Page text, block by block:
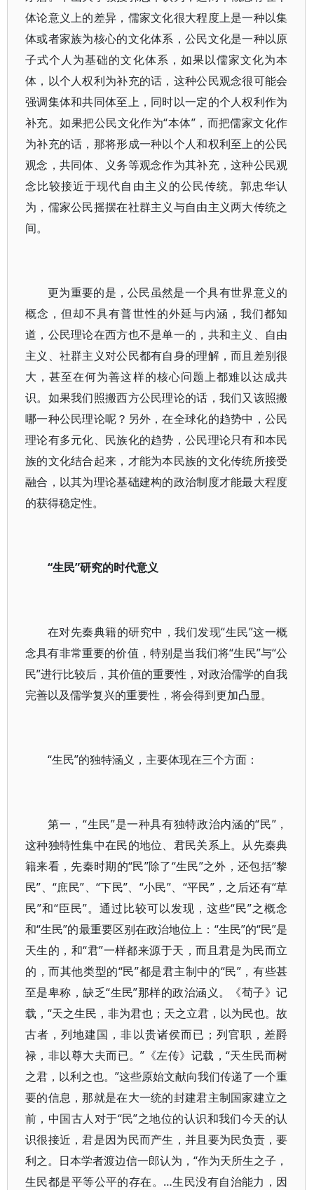
体论意义上的差异，儒家文化很大程度上是一种以集
体或者家族为核心的文化体系，公民文化是一种以原
子式个人为基础的文化体系，如果以儒家文化为本
体，以个人权利为补充的话，这种公民观念很可能会
强调集体和共同体至上，同时以一定的个人权利作为
补充。如果把公民文化作为“本体”，而把儒家文化作
为补充的话，那将形成一种以个人和权利至上的公民
观念，共同体、义务等观念作为其补充，这种公民观
念比较接近于现代自由主义的公民传统。郭忠华认
为，儒家公民摇摆在社群主义与自由主义两大传统之
间。
更为重要的是，公民虽然是一个具有世界意义的
概念，但却不具有普世性的外延与内涵，我们都知
道，公民理论在西方也不是单一的，共和主义、自由
主义、社群主义对公民都有自身的理解，而且差别很
大，甚至在何为善这样的核心问题上都难以达成共
识。如果我们照搬西方公民理论的话，我们又该照搬
哪一种公民理论呢？另外，在全球化的趋势中，公民
理论有多元化、民族化的趋势，公民理论只有和本民
族的文化结合起来，才能为本民族的文化传统所接受
融合，以其为理论基础建构的政治制度才能最大程度
的获得稳定性。
“生民”研究的时代意义
在对先秦典籍的研究中，我们发现“生民”这一概
念具有非常重要的价值，特别是当我们将“生民”与“公
民”进行比较后，其价值的重要性，对政治儒学的自我
完善以及儒学复兴的重要性，将会得到更加凸显。
“生民”的独特涵义，主要体现在三个方面：
第一，“生民”是一种具有独特政治内涵的“民”，
这种独特性集中在民的地位、君民关系上。从先秦典
籍来看，先秦时期的“民”除了“生民”之外，还包括“黎
民”、“庶民”、“下民”、“小民”、“平民”，之后还有“草
民”和“臣民”。通过比较可以发现，这些“民”之概念
和“生民”的最重要区别在政治地位上：“生民”的“民”是
天生的，和“君”一样都来源于天，而且君是为民而立
的，而其他类型的“民”都是君主制中的“民”，有些甚
至是卑称，缺乏“生民”那样的政治涵义。《荀子》记
载，“天之生民，非为君也；天之立君，以为民也。故
古者，列地建国，非以贵诸侯而已；列官职，差爵
禄，非以尊大夫而已。”《左传》记载，“天生民而树
之君，以利之也。”这些原始文献向我们传递了一个重
要的信息，那就是在大一统的封建君主制国家建立之
前，中国古人对于“民”之地位的认识和我们今天的认
识很接近，君是因为民而产生，并且要为民负责，要
利之。日本学者渡边信一郎认为，“作为天所生之子，
生民都是平等公平的存在。…生民没有自治能力，因